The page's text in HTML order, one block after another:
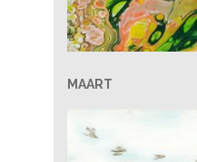
MAART